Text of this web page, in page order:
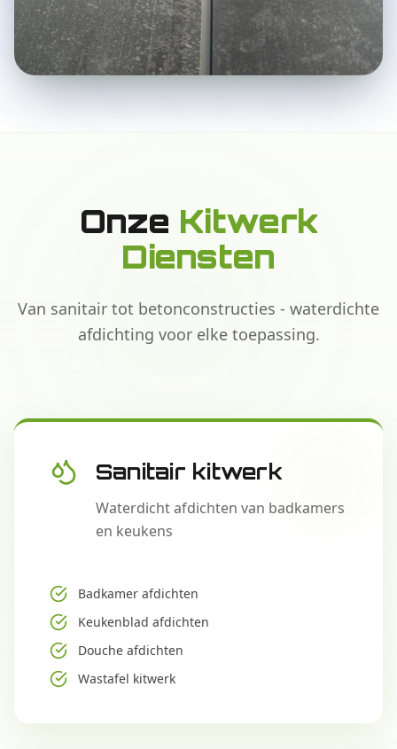
Onze Kitwerk
Diensten
Van sanitair tot betonconstructies - waterdichte
afdichting voor elke toepassing.
Sanitair kitwerk
Waterdicht afdichten van badkamers
en keukens
Badkamer afdichten
Keukenblad afdichten
Douche afdichten
Wastafel kitwerk